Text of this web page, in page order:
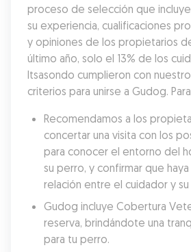
proceso de selección que
su experiencia, cualificaciones
y opiniones de los propietarios
último año, solo el 13% de los
Itsasondo cumplieron con
criterios para unirse a Gudog.
Recomendamos a los
concertar una visita con los
para conocer el entorno del
su perro, y confirmar que haya
relación entre el cuidador y
Gudog incluye Cobertura
reserva, brindándote una
para tu perro.